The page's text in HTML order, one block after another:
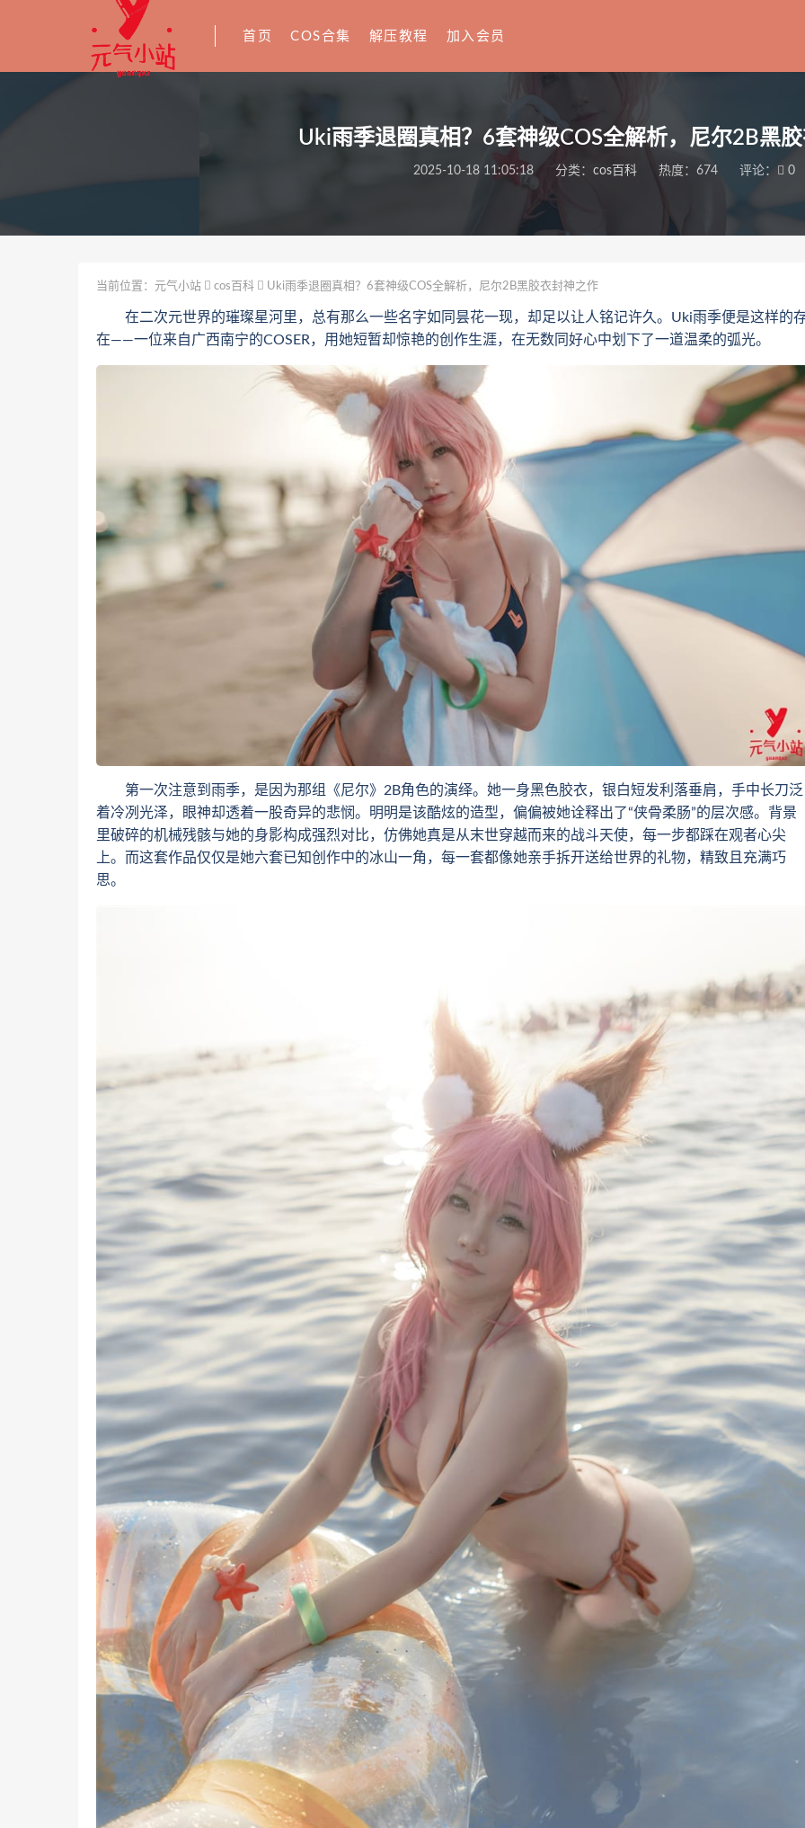
首页 COS合集 解压教程 加入会员
Uki雨季退圈真相？6套神级COS全解析，尼尔2B黑
2025-10-18 11:05:18 分类： cos百科 热度：674 评论： 0
当前位置： 元气小站 cos百科 Uki雨季退圈真相？6套神级COS全解析，尼尔2B黑胶衣封神之作
在二次元世界的璀璨星河里，总有那么一些名字如同昙花一现，却足以让人铭记许久。Uki雨季便是这样的
在——一位来自广西南宁的COSER，用她短暂却惊艳的创作生涯，在无数同好心中划下了一道温柔的弧光。
第一次注意到雨季，是因为那组《尼尔》2B角色的演绎。她一身黑色胶衣，银白短发利落垂肩，手中长刀泛
着冷冽光泽，眼神却透着一股奇异的悲悯。明明是该酷炫的造型，偏偏被她诠释出了“侠骨柔肠”的层次感。背景
里破碎的机械残骸与她的身影构成强烈对比，仿佛她真是从末世穿越而来的战斗天使，每一步都踩在观者心尖
上。而这套作品仅仅是她六套已知创作中的冰山一角，每一套都像她亲手拆开送给世界的礼物，精致且充满巧
思。